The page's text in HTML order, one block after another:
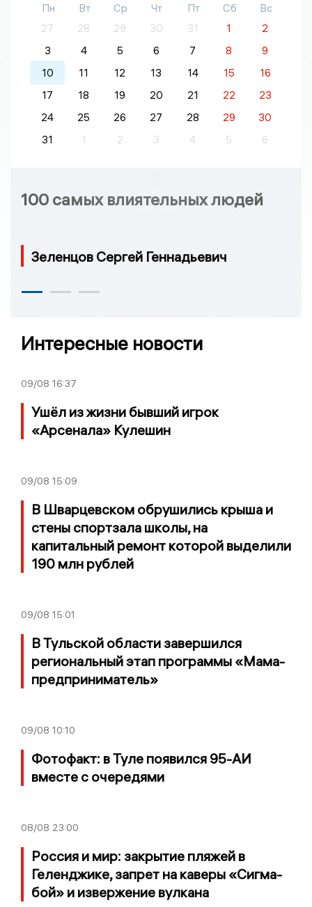
Пн Вт Ср Чт Пт Сб
Вс
27
28 29 30 31 1
2
3
4 5 6 7 8
9
10
11 12 13 14 15
16
17
18 19 20 21 22
23
24
25 26 27 28 29
30
31
1 2 3 4 5 6
100 самых влиятельных людей
Зеленцов Сергей Геннадьевич
Интересные новости
09/08 16:37
Ушёл из жизни бывший игрок
«Арсенала» Кулешин
09/08 15:09
В Шварцевском обрушились крыша и
стены спортзала школы, на
капитальный ремонт которой выделили
190 млн рублей
09/08 15:01
В Тульской области завершился
региональный этап программы «Мама-
предприниматель»
09/08 10:10
Фотофакт: в Туле появился 95-АИ
вместе с очередями
08/08 23:00
Россия и мир: закрытие пляжей в
Геленджике, запрет на каверы «Сигма-
бой» и извержение вулкана